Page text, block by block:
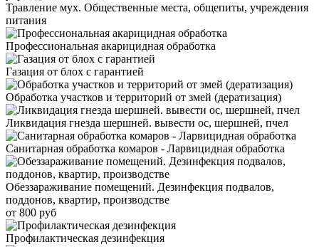
Травление мух. Общественные места, общепиты, учреждения
питания
Профессиональная акарицидная обработка
Газация от блох с гарантией
Обработка участков и территорий от змей (дератизация)
Ликвидация гнезда шершней. вывести ос, шершней, пчел
Санитарная обработка комаров - Ларвицидная обработка
Обеззараживание помещений. Дезинфекция подвалов,
поддонов, квартир, производстве
от 800 руб
Профилактическая дезинфекция